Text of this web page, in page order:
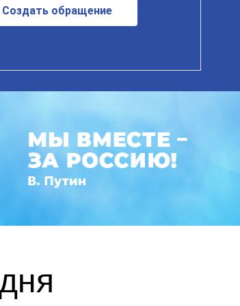
Создать обращение